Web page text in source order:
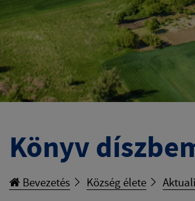
Könyv
Bevezetés Község élete